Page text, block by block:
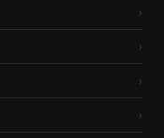
›
›
›
›